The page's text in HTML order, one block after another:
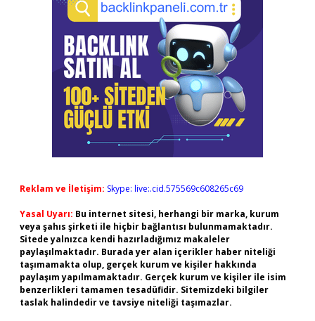
Reklam ve İletişim: Skype: live:.cid.575569c608265c69
Yasal Uyarı: Bu internet sitesi, herhangi bir marka, kurum
veya şahıs şirketi ile hiçbir bağlantısı bulunmamaktadır.
Sitede yalnızca kendi hazırladığımız makaleler
paylaşılmaktadır. Burada yer alan içerikler haber niteliği
taşımamakta olup, gerçek kurum ve kişiler hakkında
paylaşım yapılmamaktadır. Gerçek kurum ve kişiler ile isim
benzerlikleri tamamen tesadüfidir. Sitemizdeki bilgiler
taslak halindedir ve tavsiye niteliği taşımazlar.